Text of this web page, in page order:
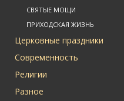
СВЯТЫЕ МОЩИ
ПРИХОДСКАЯ ЖИЗНЬ
Церковные праздники
Современность
Религии
Разное